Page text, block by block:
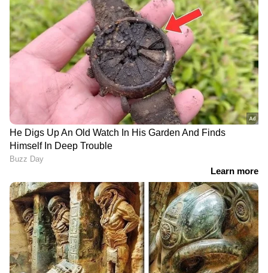
ഇതിന് പിന്നാലെ ഇസ്രയേൽ ലക്ഷ്യമാക്കി ഇറാൻ
മിസൈൽ വർഷം തന്നെ നടത്തിയെന്ന്
റിപ്പോർട്ടുകൾ ചൂണ്ടിക്കാട്ടുന്നു.